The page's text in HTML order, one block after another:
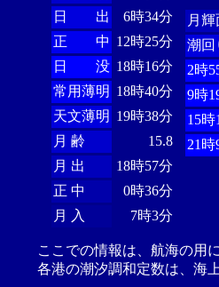
日 出
6時34分
正 中 12時25分
日 没 18時16分
常用薄明 18時40分
天文薄明 19時38分
月 齢
15.8
月 出
18時57分
正 中
0時36分
月 入
7時3分
月輝
潮回
2時
9時
15時
21時
ここでの情報は、航海の用
各港の潮汐調和定数は、海